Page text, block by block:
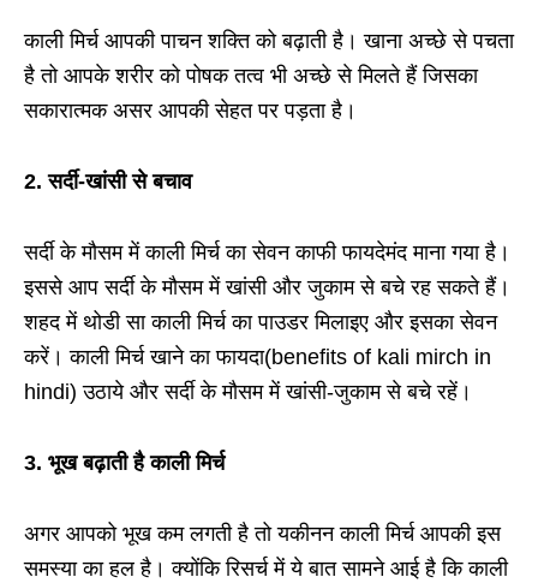
काली मिर्च आपकी पाचन शक्ति को बढ़ाती है। खाना अच्छे से पचता
है तो आपके शरीर को पोषक तत्व भी अच्छे से मिलते हैं जिसका
सकारात्मक असर आपकी सेहत पर पड़ता है।
2. सर्दी-खांसी से बचाव
सर्दी के मौसम में काली मिर्च का सेवन काफी फायदेमंद माना गया है।
इससे आप सर्दी के मौसम में खांसी और जुकाम से बचे रह सकते हैं।
शहद में थोडी सा काली मिर्च का पाउडर मिलाइए और इसका सेवन
करें। काली मिर्च खाने का फायदा(benefits of kali mirch in
hindi) उठाये और सर्दी के मौसम में खांसी-जुकाम से बचे रहें।
3. भूख बढ़ाती है काली मिर्च
अगर आपको भूख कम लगती है तो यकीनन काली मिर्च आपकी इस
समस्या का हल है। क्योंकि रिसर्च में ये बात सामने आई है कि काली